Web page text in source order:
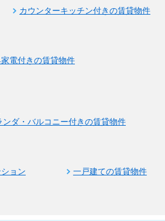
カウンターキッチン付きの賃貸物件
電付きの賃貸物件
ンダ・バルコニー付きの賃貸物件
ョン
一戸建ての賃貸物件